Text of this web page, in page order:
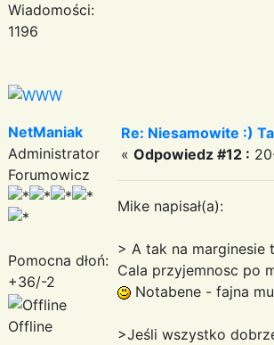
Wiadomości:
1196
NetManiak
Administrator
Forumowicz
Pomocna dłoń:
+36/-2
Offline
Re: Niesamowite :)
« Odpowiedz #12 :
Mike napisał(a):
> A tak na marginesie
Cala przyjemnosc po
Notabene - fajna
>Jeśli wszystko